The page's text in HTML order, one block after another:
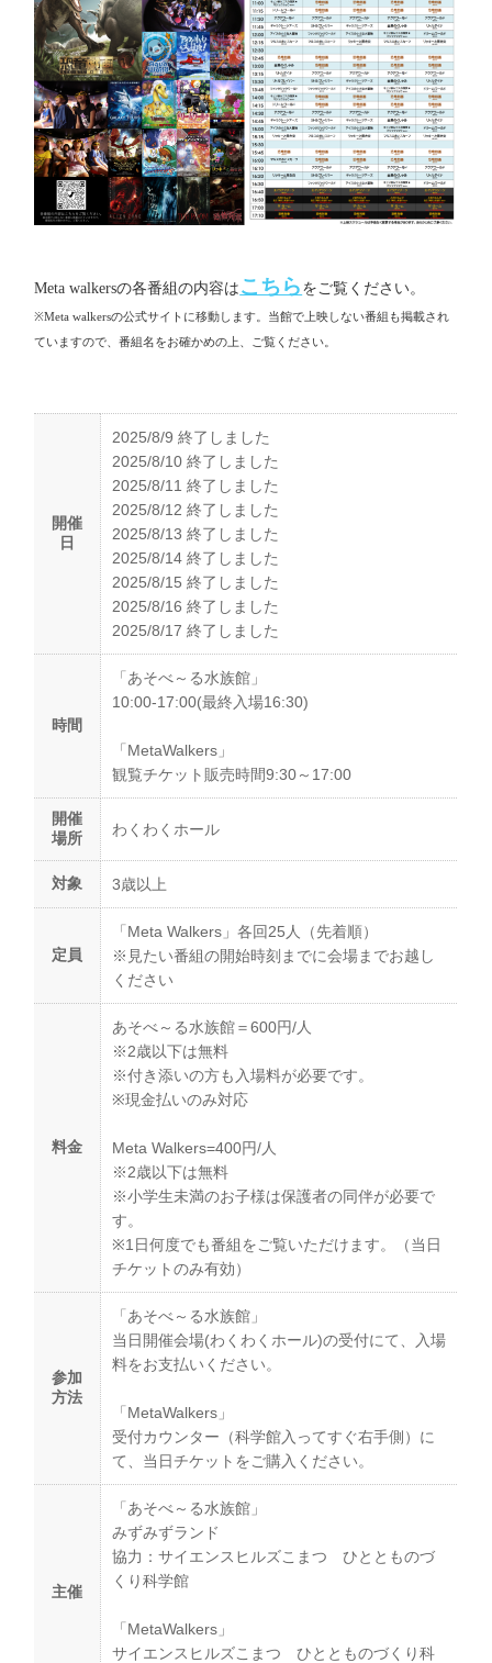
Meta walkersの各番組の内容は こちら をご覧ください。
※Meta walkersの公式サイトに移動します。当館で上映しない番組も掲載され
ていますので、番組名をお確かめの上、ご覧ください。
開催
日
2025/8/9 終了しました
2025/8/10 終了しました
2025/8/11 終了しました
2025/8/12 終了しました
2025/8/13 終了しました
2025/8/14 終了しました
2025/8/15 終了しました
2025/8/16 終了しました
2025/8/17 終了しました
時間
「あそべ～る水族館」
10:00-17:00(最終入場16:30)
「MetaWalkers」
観覧チケット販売時間9:30～17:00
開催
場所
わくわくホール
対象 3歳以上
定員
「Meta Walkers」各回25人（先着順）
※見たい番組の開始時刻までに会場までお越し
ください
料金
あそべ～る水族館＝600円/人
※2歳以下は無料
※付き添いの方も入場料が必要です。
※現金払いのみ対応
Meta Walkers=400円/人
※2歳以下は無料
※小学生未満のお子様は保護者の同伴が必要で
す。
※1日何度でも番組をご覧いただけます。（当日
チケットのみ有効）
参加
方法
「あそべ～る水族館」
当日開催会場(わくわくホール)の受付にて、入場
料をお支払いください。
「MetaWalkers」
受付カウンター（科学館入ってすぐ右手側）に
て、当日チケットをご購入ください。
主催
「あそべ～る水族館」
みずみずランド
協力：サイエンスヒルズこまつ ひととものづ
くり科学館
「MetaWalkers」
サイエンスヒルズこまつ ひととものづくり科